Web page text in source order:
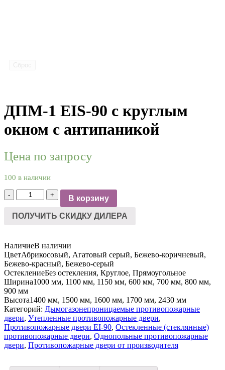
ДПМ-1 EIS-90 с круглым
окном с антипаникой
Цена по запросу
100 в наличии
-
Количество
товара
ДПМ-1
EIS-
круглым
окном
с
антипаникой
+ В корзину
ПОЛУЧИТЬ СКИДКУ ДИЛЕРА
НаличиеВ наличии
ЦветАбрикосовый, Агатовый серый, Бежево-коричневый,
Бежево-красный, Бежево-серый
ОстеклениеБез остекления, Круглое, Прямоугольное
Ширина1000 мм, 1100 мм, 1150 мм, 600 мм, 700 мм, 800 мм,
900 мм
Высота1400 мм, 1500 мм, 1600 мм, 1700 мм, 2430 мм
Категорий: Дымогазонепроницаемые противопожарные
двери, Утепленные противопожарные двери,
Противопожарные двери EI-90, Остекленные (стеклянные)
противопожарные двери, Однопольные противопожарные
двери, Противопожарные двери от производителя